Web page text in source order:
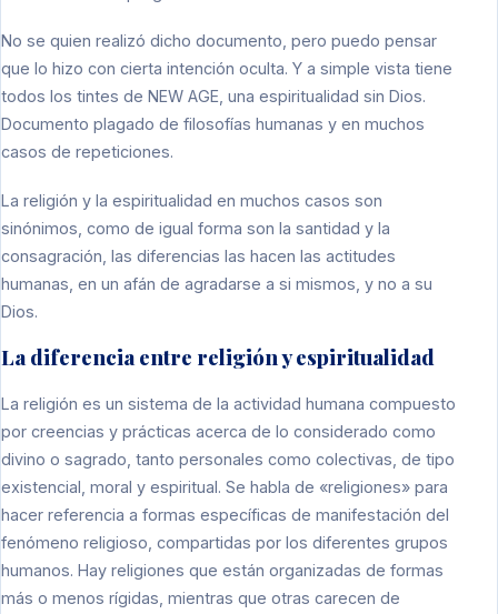
No se quien realizó dicho documento, pero puedo pensar
que lo hizo con cierta intención oculta. Y a simple vista tiene
todos los tintes de NEW AGE, una espiritualidad sin Dios.
Documento plagado de filosofías humanas y en muchos
casos de repeticiones.
La religión y la espiritualidad en muchos casos son
sinónimos, como de igual forma son la santidad y la
consagración, las diferencias las hacen las actitudes
humanas, en un afán de agradarse a si mismos, y no a su
Dios.
La diferencia entre religión y espiritualidad
La religión es un sistema de la actividad humana compuesto
por creencias y prácticas acerca de lo considerado como
divino o sagrado, tanto personales como colectivas, de tipo
existencial, moral y espiritual. Se habla de «religiones» para
hacer referencia a formas específicas de manifestación del
fenómeno religioso, compartidas por los diferentes grupos
humanos. Hay religiones que están organizadas de formas
más o menos rígidas, mientras que otras carecen de